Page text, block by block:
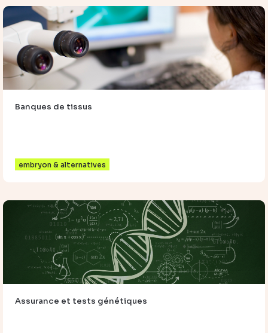
Banques de tissus
embryon & alternatives
Assurance et tests génétiques